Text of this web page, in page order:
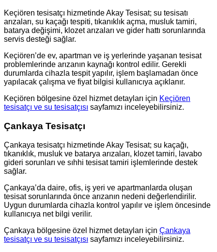
Keçiören tesisatçı hizmetinde Akay Tesisat; su tesisatı
arızaları, su kaçağı tespiti, tıkanıklık açma, musluk tamiri,
batarya değişimi, klozet arızaları ve gider hattı sorunlarında
servis desteği sağlar.
Keçiören’de ev, apartman ve iş yerlerinde yaşanan tesisat
problemlerinde arızanın kaynağı kontrol edilir. Gerekli
durumlarda cihazla tespit yapılır, işlem başlamadan önce
yapılacak çalışma ve fiyat bilgisi kullanıcıya açıklanır.
Keçiören bölgesine özel hizmet detayları için Keçiören
tesisatçı ve su tesisatçısı sayfamızı inceleyebilirsiniz.
Çankaya Tesisatçı
Çankaya tesisatçı hizmetinde Akay Tesisat; su kaçağı,
tıkanıklık, musluk ve batarya arızaları, klozet tamiri, lavabo
gideri sorunları ve sıhhi tesisat tamiri işlemlerinde destek
sağlar.
Çankaya’da daire, ofis, iş yeri ve apartmanlarda oluşan
tesisat sorunlarında önce arızanın nedeni değerlendirilir.
Uygun durumlarda cihazla kontrol yapılır ve işlem öncesinde
kullanıcıya net bilgi verilir.
Çankaya bölgesine özel hizmet detayları için Çankaya
tesisatçı ve su tesisatçısı sayfamızı inceleyebilirsiniz.